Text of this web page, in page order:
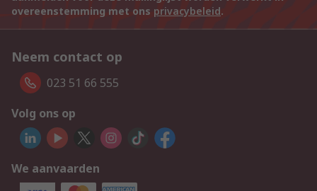
overeenstemming met ons privacybeleid.
Neem contact op
023 51 66 555
Volg ons op
We aanvaarden